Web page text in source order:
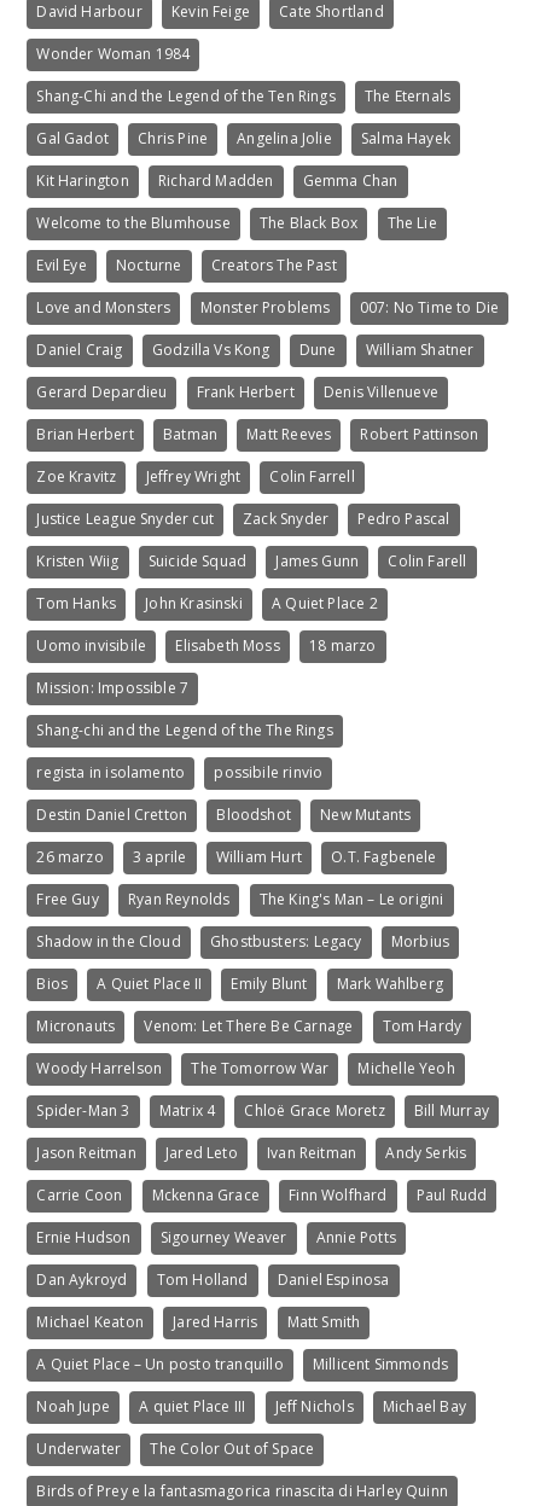
David Harbour Kevin Feige Cate Shortland
Wonder Woman 1984
Shang-Chi and the Legend of the Ten Rings The Eternals
Gal Gadot Chris Pine Angelina Jolie Salma Hayek
Kit Harington Richard Madden Gemma Chan
Welcome to the Blumhouse The Black Box The Lie
Evil Eye Nocturne Creators The Past
Love and Monsters Monster Problems 007: No Time to Die
Daniel Craig Godzilla Vs Kong Dune William Shatner
Gerard Depardieu Frank Herbert Denis Villenueve
Brian Herbert Batman Matt Reeves Robert Pattinson
Zoe Kravitz Jeffrey Wright Colin Farrell
Justice League Snyder cut Zack Snyder Pedro Pascal
Kristen Wiig Suicide Squad James Gunn Colin Farell
Tom Hanks John Krasinski A Quiet Place 2
Uomo invisibile Elisabeth Moss 18 marzo
Mission: Impossible 7
Shang-chi and the Legend of the The Rings
regista in isolamento possibile rinvio
Destin Daniel Cretton Bloodshot New Mutants
26 marzo 3 aprile William Hurt O.T. Fagbenele
Free Guy Ryan Reynolds The King's Man – Le origini
Shadow in the Cloud Ghostbusters: Legacy Morbius
Bios A Quiet Place II Emily Blunt Mark Wahlberg
Micronauts Venom: Let There Be Carnage Tom Hardy
Woody Harrelson The Tomorrow War Michelle Yeoh
Spider-Man 3 Matrix 4 Chloë Grace Moretz Bill Murray
Jason Reitman Jared Leto Ivan Reitman Andy Serkis
Carrie Coon Mckenna Grace Finn Wolfhard Paul Rudd
Ernie Hudson Sigourney Weaver Annie Potts
Dan Aykroyd Tom Holland Daniel Espinosa
Michael Keaton Jared Harris Matt Smith
A Quiet Place – Un posto tranquillo Millicent Simmonds
Noah Jupe A quiet Place III Jeff Nichols Michael Bay
Underwater The Color Out of Space
Birds of Prey e la fantasmagorica rinascita di Harley Quinn